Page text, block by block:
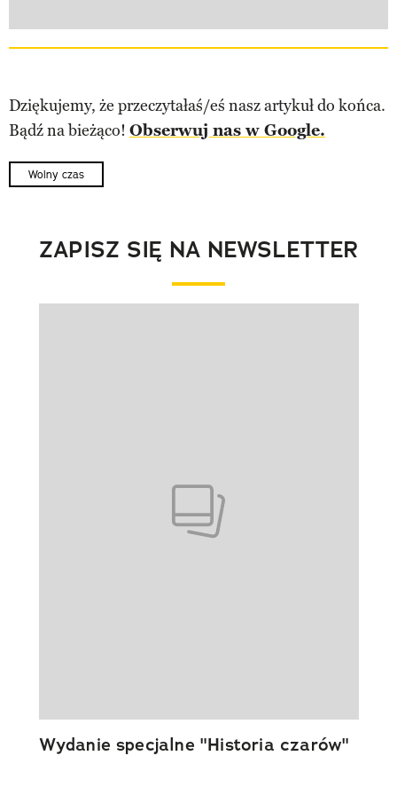
Dziękujemy, że przeczytałaś/eś nasz artykuł do końca.
Bądź na bieżąco! Obserwuj nas w Google.
Wolny czas
ZAPISZ SIĘ NA NEWSLETTER
Wydanie specjalne "Historia czarów"